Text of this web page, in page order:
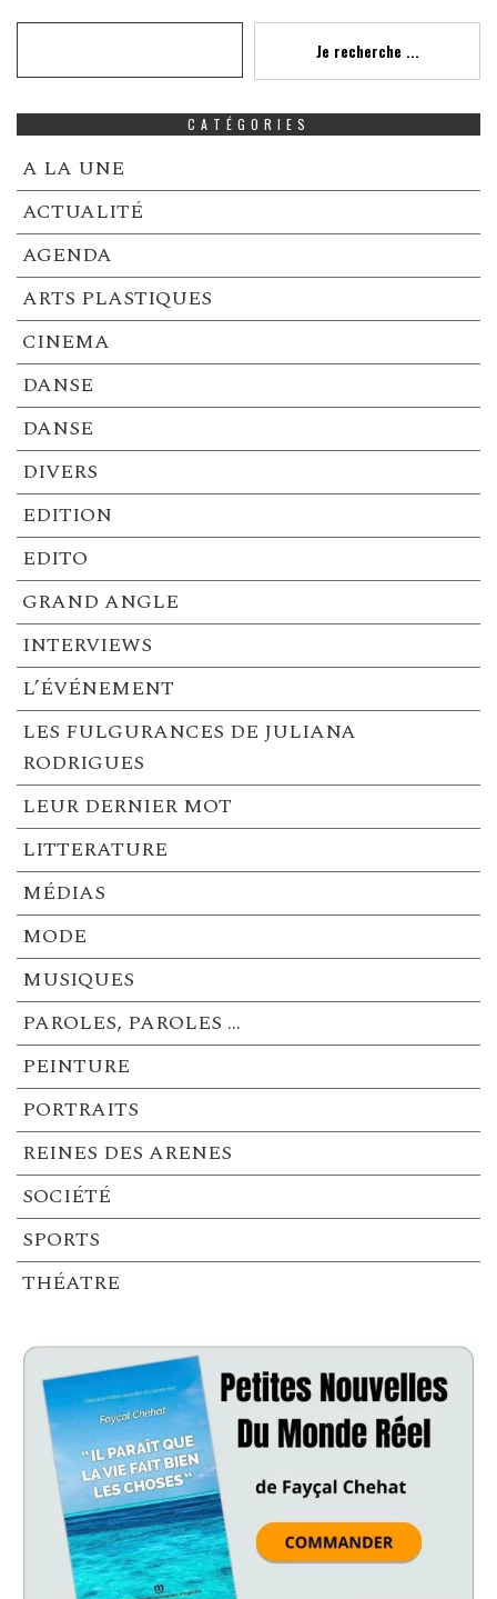
Je recherche ...
CATÉGORIES
A LA UNE
ACTUALITÉ
AGENDA
ARTS PLASTIQUES
CINEMA
DANSE
DANSE
DIVERS
EDITION
EDITO
GRAND ANGLE
INTERVIEWS
L’ÉVÉNEMENT
LES FULGURANCES DE JULIANA
RODRIGUES
LEUR DERNIER MOT
LITTERATURE
MÉDIAS
MODE
MUSIQUES
PAROLES, PAROLES …
PEINTURE
PORTRAITS
REINES DES ARENES
SOCIÉTÉ
SPORTS
THÉATRE